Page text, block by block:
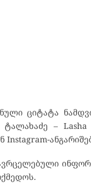
ციტატა
– Lasha
Instagram-